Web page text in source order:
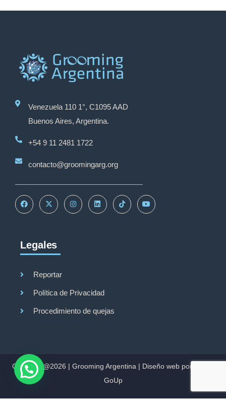
Venezuela 110 1°, C1095 AAD
Buenos Aires, Argentina.
+54 9 11 2481 1722
contacto@groomingarg.org
Legales
Reportar
Política de Privacidad
Procedimiento de quejas
Copyright@2026 | Grooming Argentina | Diseño web por Studio
GoUp